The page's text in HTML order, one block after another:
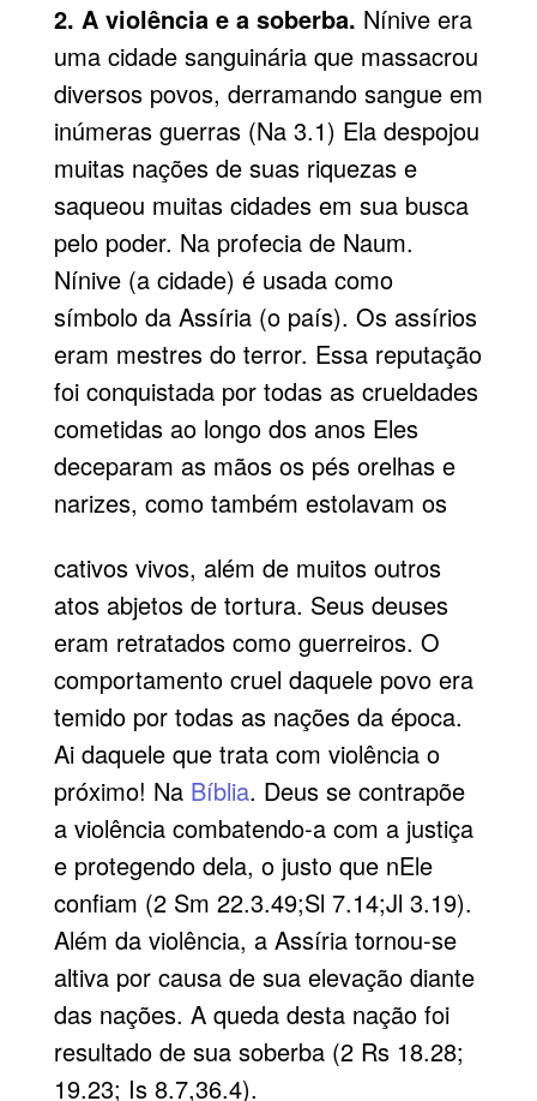
2. A violência e a soberba. Nínive era
uma cidade sanguinária que massacrou
diversos povos, derramando sangue em
inúmeras guerras (Na 3.1) Ela despojou
muitas nações de suas riquezas e
saqueou muitas cidades em sua busca
pelo poder. Na profecia de Naum.
Nínive (a cidade) é usada como
símbolo da Assíria (o país). Os assírios
eram mestres do terror. Essa reputação
foi conquistada por todas as crueldades
cometidas ao longo dos anos Eles
deceparam as mãos os pés orelhas e
narizes, como também estolavam os
cativos vivos, além de muitos outros
atos abjetos de tortura. Seus deuses
eram retratados como guerreiros. O
comportamento cruel daquele povo era
temido por todas as nações da época.
Ai daquele que trata com violência o
próximo! Na Bíblia. Deus se contrapõe
a violência combatendo-a com a justiça
e protegendo dela, o justo que nEle
confiam (2 Sm 22.3.49;Sl 7.14;Jl 3.19).
Além da violência, a Assíria tornou-se
altiva por causa de sua elevação diante
das nações. A queda desta nação foi
resultado de sua soberba (2 Rs 18.28;
19.23; Is 8.7,36.4).